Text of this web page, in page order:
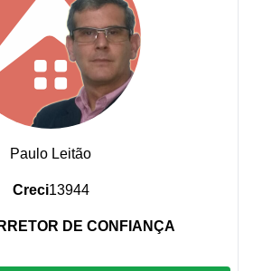
Paulo Leitão
Creci13944
DE CONFIANÇA